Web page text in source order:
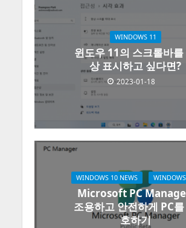
WINDOWS 11
윈도우 11의 스크롤바를
상 표시하고 싶다면?
2023-01-18
WINDOWS 10 NEWS
Microsoft PC
조용하고 안전하게 PC
호하기